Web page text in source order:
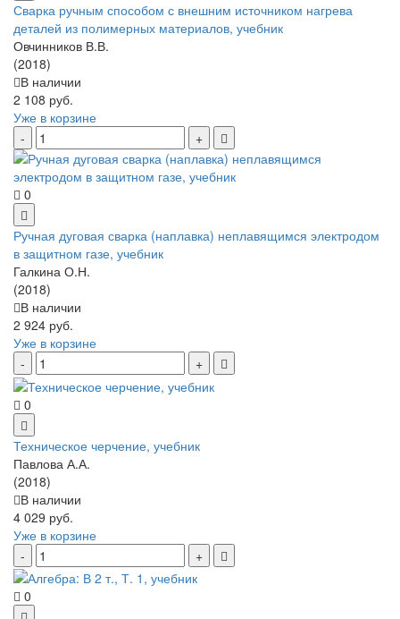
Сварка ручным способом с внешним источником нагрева
деталей из полимерных материалов, учебник
Овчинников В.В.
(2018)
В наличии
2 108 руб.
Уже в корзине
0
Ручная дуговая сварка (наплавка) неплавящимся электродом
в защитном газе, учебник
Галкина О.Н.
(2018)
В наличии
2 924 руб.
Уже в корзине
0
Техническое черчение, учебник
Павлова А.А.
(2018)
В наличии
4 029 руб.
Уже в корзине
0